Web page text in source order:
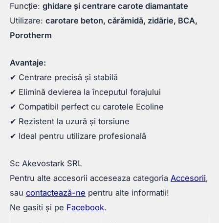
Funcție: ghidare și centrare carote diamantate
Utilizare: carotare beton, cărămidă, zidărie, BCA,
Porotherm
Avantaje:
✔ Centrare precisă și stabilă
✔ Elimină devierea la începutul forajului
✔ Compatibil perfect cu carotele Ecoline
✔ Rezistent la uzură și torsiune
✔ Ideal pentru utilizare profesională
Sc Akevostark SRL
Pentru alte accesorii acceseaza categoria Accesorii,
sau contactează-ne pentru alte informatii!
Ne gasiti și pe Facebook.